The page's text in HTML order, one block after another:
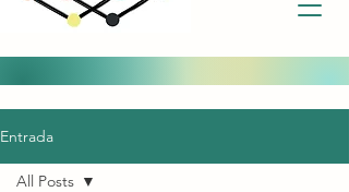
Entrada
All Posts